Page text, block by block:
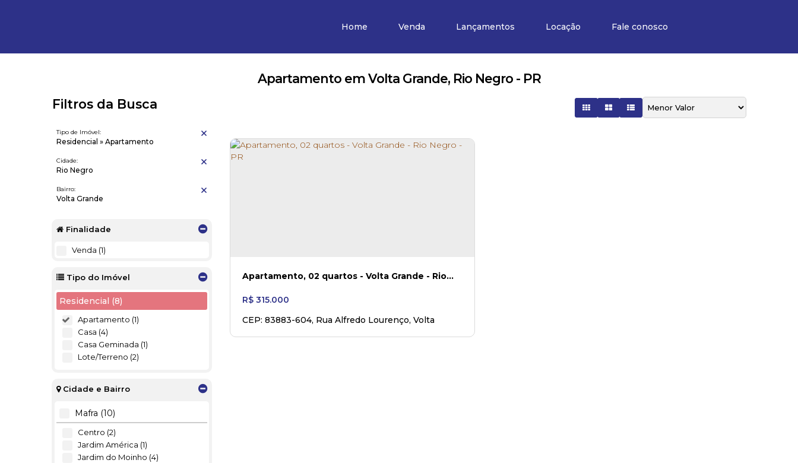
Fale conosco
Locação
Lançamentos
Venda
Home
Apartamento em Volta Grande, Rio Negro - PR
Filtros da Busca
Tipo de Imóvel:
Residencial » Apartamento
Cidade:
Rio Negro
Bairro:
Volta Grande
Finalidade
Venda (1)
Tipo do Imóvel
Residencial (8)
Apartamento (1)
Casa (4)
Casa Geminada (1)
Lote/Terreno (2)
Cidade e Bairro
Mafra (10)
Centro (2)
Jardim América (1)
Jardim do Moinho (4)
Apartamento, 02 quartos - Volta Grande - Rio
R$ 315.000
CEP: 83883-604, Rua Alfredo Lourenço, Volta